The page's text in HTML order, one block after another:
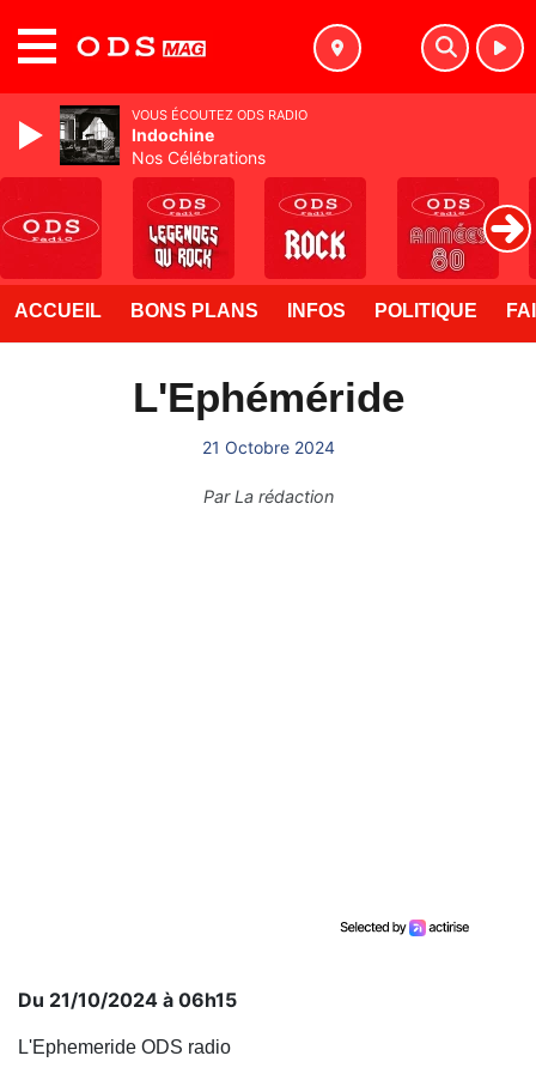
ACCUEIL BONS PLANS INFOS POLITIQUE
L'Ephéméride
21 Octobre 2024
ParLa rédaction
Du 21/10/2024 à 06h15
L'Ephemeride ODS radio
VOUS ÉCOUTEZ ODS RADIO
Indochine
Nos Célébrations